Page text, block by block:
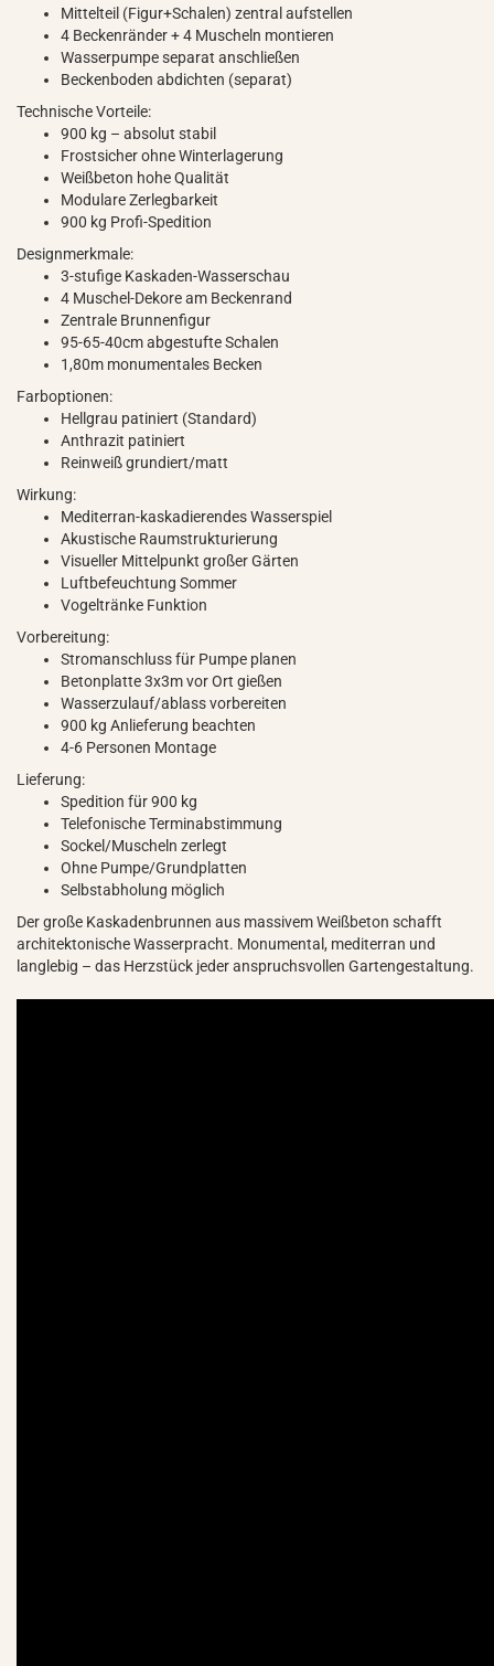
Mittelteil (Figur+Schalen) zentral aufstellen
4 Beckenränder + 4 Muscheln montieren
Wasserpumpe separat anschließen
Beckenboden abdichten (separat)
Technische Vorteile:
900 kg – absolut stabil
Frostsicher ohne Winterlagerung
Weißbeton hohe Qualität
Modulare Zerlegbarkeit
900 kg Profi-Spedition
Designmerkmale:
3-stufige Kaskaden-Wasserschau
4 Muschel-Dekore am Beckenrand
Zentrale Brunnenfigur
95-65-40cm abgestufte Schalen
1,80m monumentales Becken
Farboptionen:
Hellgrau patiniert (Standard)
Anthrazit patiniert
Reinweiß grundiert/matt
Wirkung:
Mediterran-kaskadierendes Wasserspiel
Akustische Raumstrukturierung
Visueller Mittelpunkt großer Gärten
Luftbefeuchtung Sommer
Vogeltränke Funktion
Vorbereitung:
Stromanschluss für Pumpe planen
Betonplatte 3x3m vor Ort gießen
Wasserzulauf/ablass vorbereiten
900 kg Anlieferung beachten
4-6 Personen Montage
Lieferung:
Spedition für 900 kg
Telefonische Terminabstimmung
Sockel/Muscheln zerlegt
Ohne Pumpe/Grundplatten
Selbstabholung möglich
Der große Kaskadenbrunnen aus massivem Weißbeton schafft
architektonische Wasserpracht. Monumental, mediterran und
langlebig – das Herzstück jeder anspruchsvollen Gartengestaltung.